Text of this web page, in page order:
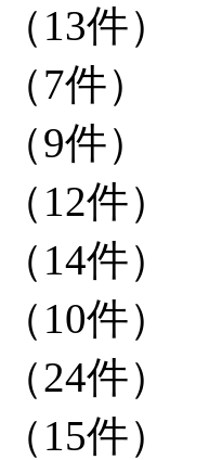
（13件）
（7件）
（9件）
（12件）
（14件）
（10件）
（24件）
（15件）